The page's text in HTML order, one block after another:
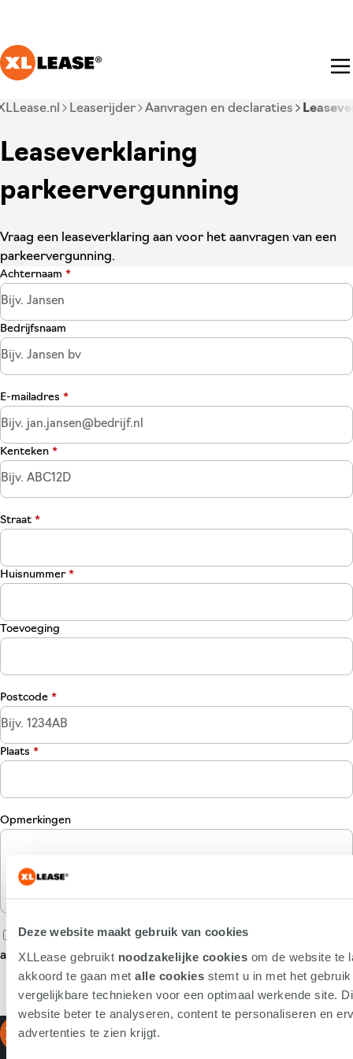
Deze website maakt gebruik van cookies
XLLease gebruikt noodzakelijke cookies om de website te
akkoord te gaan met alle cookies stemt u in met het
vergelijkbare technieken voor een optimaal werkende site.
website beter te analyseren, content te personaliseren en
advertenties te zien krijgt.
Je bent nu voorbij het hoofdmenu
Leaserijder Aanvragen en declaraties
Leaseverklaring
parkeervergunning
Vraag een leaseverklaring aan voor het aanvragen van een
parkeervergunning.
Achternaam *
Bedrijfsnaam
E-mailadres *
Kenteken *
Straat *
Huisnummer *
Toevoeging
Postcode *
Plaats *
Opmerkingen
Ja, ik geef toestemming om e-mails met commerciële
aanbiedingen te ontvangen.
Versturen